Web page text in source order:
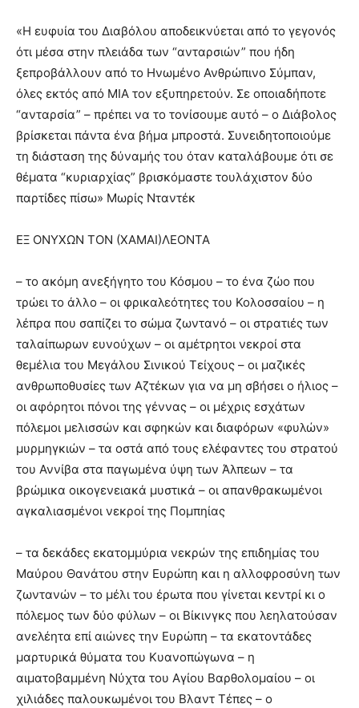
«Η ευφυία του Διαβόλου αποδεικνύεται από το γεγονός
ότι μέσα στην πλειάδα των “ανταρσιών” που ήδη
ξεπροβάλλουν από το Ηνωμένο Ανθρώπινο Σύμπαν,
όλες εκτός από ΜΙΑ τον εξυπηρετούν. Σε οποιαδήποτε
“ανταρσία” – πρέπει να το τονίσουμε αυτό – ο Διάβολος
βρίσκεται πάντα ένα βήμα μπροστά. Συνειδητοποιούμε
τη διάσταση της δύναμής του όταν καταλάβουμε ότι σε
θέματα “κυριαρχίας” βρισκόμαστε τουλάχιστον δύο
παρτίδες πίσω» Μωρίς Νταντέκ
ΕΞ ΟΝΥΧΩΝ ΤΟΝ (ΧΑΜΑΙ)ΛΕΟΝΤΑ
– το ακόμη ανεξήγητο του Κόσμου – το ένα ζώο που
τρώει το άλλο – οι φρικαλεότητες του Κολοσσαίου – η
λέπρα που σαπίζει το σώμα ζωντανό – οι στρατιές των
ταλαίπωρων ευνούχων – οι αμέτρητοι νεκροί στα
θεμέλια του Μεγάλου Σινικού Τείχους – οι μαζικές
ανθρωποθυσίες των Αζτέκων για να μη σβήσει ο ήλιος –
οι αφόρητοι πόνοι της γέννας – οι μέχρις εσχάτων
πόλεμοι μελισσών και σφηκών και διαφόρων «φυλών»
μυρμηγκιών – τα οστά από τους ελέφαντες του στρατού
του Αννίβα στα παγωμένα ύψη των Άλπεων – τα
βρώμικα οικογενειακά μυστικά – οι απανθρακωμένοι
αγκαλιασμένοι νεκροί της Πομπηίας
– τα δεκάδες εκατομμύρια νεκρών της επιδημίας του
Μαύρου Θανάτου στην Ευρώπη και η αλλοφροσύνη των
ζωντανών – το μέλι του έρωτα που γίνεται κεντρί κι ο
πόλεμος των δύο φύλων – οι Βίκινγκς που λεηλατούσαν
ανελέητα επί αιώνες την Ευρώπη – τα εκατοντάδες
μαρτυρικά θύματα του Κυανοπώγωνα – η
αιματοβαμμένη Νύχτα του Αγίου Βαρθολομαίου – οι
χιλιάδες παλουκωμένοι του Βλαντ Τέπες – ο